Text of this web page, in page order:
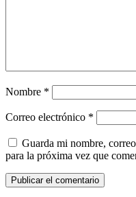
Nombre *
Correo electrónico *
Guarda mi nombre,
para la próxima vez que